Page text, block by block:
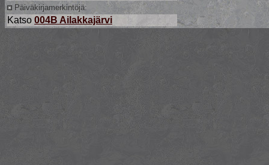
Päiväkirjamerkintöjä:
Katso 004B Ailakkajärvi